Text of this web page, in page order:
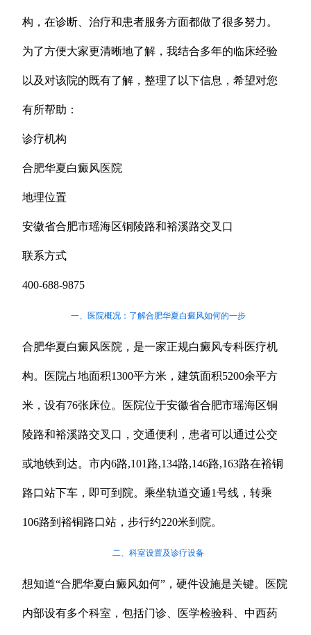
构，在诊断、治疗和患者服务方面都做了很多努力。
为了方便大家更清晰地了解，我结合多年的临床经验
以及对该院的既有了解，整理了以下信息，希望对您
有所帮助：
诊疗机构
合肥华夏白癜风医院
地理位置
安徽省合肥市瑶海区铜陵路和裕溪路交叉口
联系方式
400-688-9875
一、医院概况：了解合肥华夏白癜风如何的一步
合肥华夏白癜风医院，是一家正规白癜风专科医疗机
构。医院占地面积1300平方米，建筑面积5200余平方
米，设有76张床位。医院位于安徽省合肥市瑶海区铜
陵路和裕溪路交叉口，交通便利，患者可以通过公交
或地铁到达。市内6路,101路,134路,146路,163路在裕铜
路口站下车，即可到院。乘坐轨道交通1号线，转乘
106路到裕铜路口站，步行约220米到院。
二、科室设置及诊疗设备
想知道“合肥华夏白癜风如何”，硬件设施是关键。医院
内部设有多个科室，包括门诊、医学检验科、中西药